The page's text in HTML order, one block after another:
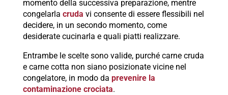
momento della successiva preparazione, mentre
congelarla cruda vi consente di essere flessibili nel
decidere, in un secondo momento, come
desiderate cucinarla e quali piatti realizzare.
Entrambe le scelte sono valide, purché carne cruda
e carne cotta non siano posizionate vicine nel
congelatore, in modo da prevenire la
contaminazione crociata.